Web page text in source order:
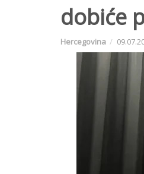
dobiće
Hercegovina